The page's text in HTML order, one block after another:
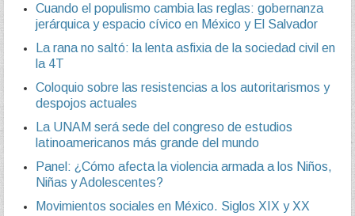
Cuando el populismo cambia las reglas: gobernanza
jerárquica y espacio cívico en México y El Salvador
La rana no saltó: la lenta asfixia de la sociedad civil en
la 4T
Coloquio sobre las resistencias a los autoritarismos y
despojos actuales
La UNAM será sede del congreso de estudios
latinoamericanos más grande del mundo
Panel: ¿Cómo afecta la violencia armada a los Niños,
Niñas y Adolescentes?
Movimientos sociales en México. Siglos XIX y XX